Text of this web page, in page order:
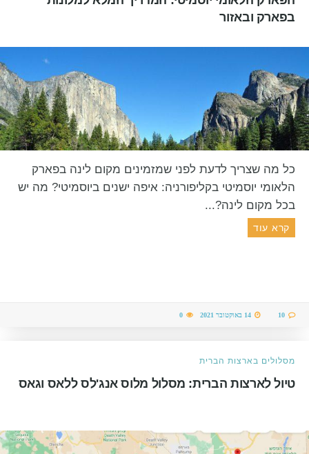
בפארק ובאזור
כל מה שצריך לדעת לפני שמזמינים מקום לינה בפארק
הלאומי יוסמיטי בקליפורניה: איפה ישנים ביוסמיטי? מה יש
בכל מקום לינה?...
קרא עוד
מסלולים בארצות הברית
טיול לארצות הברית: מסלול מלוס אנג'לס ללאס וגאס